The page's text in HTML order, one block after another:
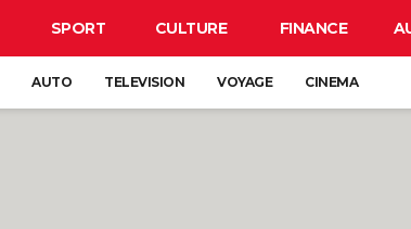
SPORT CULTURE FINANCE
AUTO TELEVISION VOYAGE CINEMA